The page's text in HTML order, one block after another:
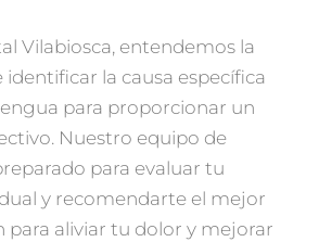
Vilabiosca, entendemos la
la causa específica
para proporcionar un
Nuestro equipo de
para evaluar tu
y recomendarte el mejor
para aliviar tu dolor y mejorar